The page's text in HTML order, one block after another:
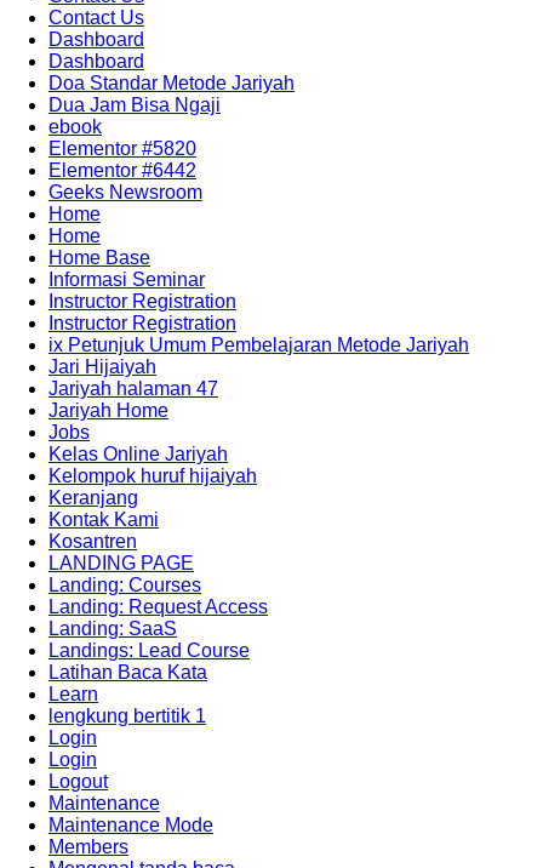
Contact Us
Dashboard
Dashboard
Doa Standar Metode Jariyah
Dua Jam Bisa Ngaji
ebook
Elementor #5820
Elementor #6442
Geeks Newsroom
Home
Home
Home Base
Informasi Seminar
Instructor Registration
Instructor Registration
ix Petunjuk Umum Pembelajaran Metode Jariyah
Jari Hijaiyah
Jariyah halaman 47
Jariyah Home
Jobs
Kelas Online Jariyah
Kelompok huruf hijaiyah
Keranjang
Kontak Kami
Kosantren
LANDING PAGE
Landing: Courses
Landing: Request Access
Landing: SaaS
Landings: Lead Course
Latihan Baca Kata
Learn
lengkung bertitik 1
Login
Login
Logout
Maintenance
Maintenance Mode
Members